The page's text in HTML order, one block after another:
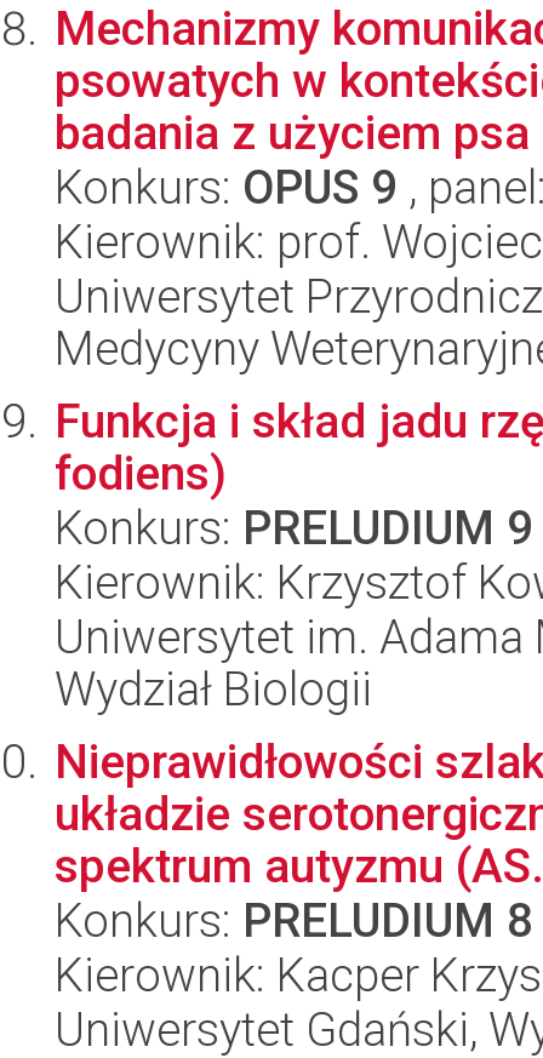
Mechanizmy
psowatych w
badania z użyciem
Konkurs: OPUS 9 ,
Kierownik: prof.
Uniwersytet
Medycyny
Funkcja i skład jadu
fodiens)
Konkurs: PRELUDIUM 9
Kierownik: Krzysztof
Uniwersytet im.
Wydział Biologii
Nieprawidłowości
układzie
spektrum autyzmu
Konkurs: PRELUDIUM 8
Kierownik: Kacper
Uniwersytet Gdański,